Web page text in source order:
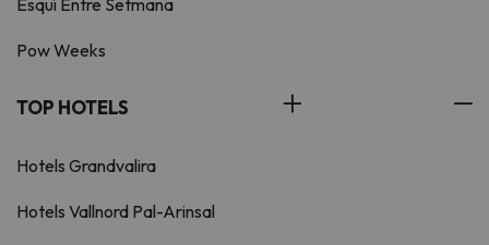
Esquí Entre Setmana
Pow Weeks
TOP HOTELS
Hotels Grandvalira
Hotels Vallnord Pal-Arinsal